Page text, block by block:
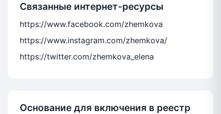
Связанные интернет-ресурсы
https://www.facebook.com/zhemkova
https://www.instagram.com/zhemkova/
https://twitter.com/zhemkova_elena
Основание для включения в реестр